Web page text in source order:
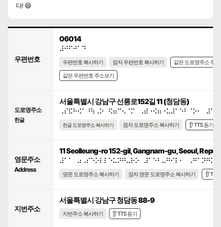
다! 😄
우편번호
06014
⠼⠚⠋⠚⠁⠙
우편번호 복사하기 점자 우편번호 복사하기
같은 도로명주소 주
같은 우편번호 주소보기
도로명주소
한글
서울특별시 강남구 선릉로152길 11 (청담동)
⠠⠎⠯⠓⠪⠁⠘⠳⠠⠕⠀⠫⠶⠉⠢⠈⠍⠀⠠⠾⠐⠪⠶⠐⠥⠼⠁⠑⠃⠈⠕⠂⠀⠼⠁⠁
한글 도로명주소 복사하기 점자 도로명주소 복사하기 👂 TTS 듣기
영문주소
Address
11 Seolleung-ro 152-gil, Gangnam-gu, Seoul,
영문 도로명주소 복사하기 점자 영문 도로명주소 복사하기 👂 TTS
지번주소
서울특별시 강남구 청담동 88-9
지번주소 복사하기 👂 TTS 듣기